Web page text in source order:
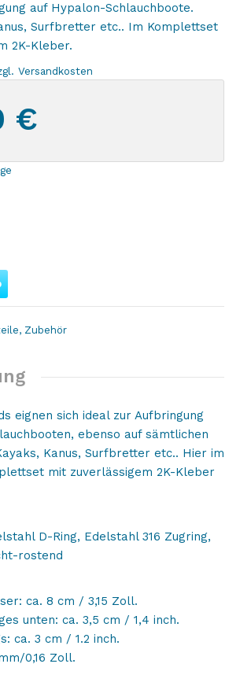
auf Hypalon-Schlauchboote.
Surfbretter etc.. Im Komplettset
2K-Kleber.
Versandkosten
€
, Zubehör
eignen sich ideal zur Aufbringung
ebenso auf sämtlichen
Kanus, Surfbretter etc.. Hier im
mit zuverlässigem 2K-Kleber
D-Ring, Edelstahl 316 Zugring,
rostend
ca. 8 cm / 3,15 Zoll.
unten: ca. 3,5 cm / 1,4 inch.
ca. 3 cm / 1.2 inch.
0,16 Zoll.